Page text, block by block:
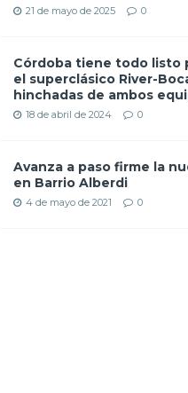
21 de mayo de 2025 0
Córdoba tiene todo listo
el superclásico River-
hinchadas de ambos
18 de abril de 2024 0
Avanza a paso firme la
en Barrio Alberdi
4 de mayo de 2021 0